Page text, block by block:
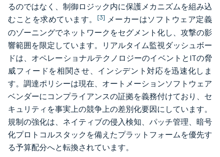
るのではなく、制御ロジック内に保護メカニズムを組み込
むことを求めています。 [3] メーカーはソフトウェア定義
のゾーニングでネットワークをセグメント化し、攻撃の影
響範囲を限定しています。リアルタイム監視ダッシュボー
ドは、オペレーショナルテクノロジーのイベントとITの脅
威フィードを相関させ、インシデント対応を迅速化しま
す。調達ポリシーは現在、オートメーションソフトウェア
ベンダーにコンプライアンスの証拠を義務付けており、セ
キュリティを事実上の競争上の差別化要因にしています。
規制の強化は、ネイティブの侵入検知、パッチ管理、暗号
化プロトコルスタックを備えたプラットフォームを優先す
る予算配分へと転換されています。